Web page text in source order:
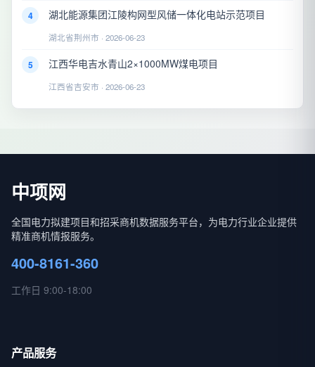
4 湖北能源集团江陵构网型风储一体化电站示范项目
湖北省荆州市 · 2026-06-23
5 江西华电吉水青山2×1000MW煤电项目
江西省吉安市 · 2026-06-23
中项网
全国电力拟建项目和招采商机数据服务平台，为电力行业企业提供
精准商机情报服务。
400-8161-360
工作日 9:00-18:00
产品服务